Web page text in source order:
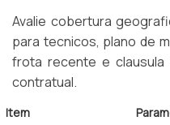
Avalie cobertura
para tecnicos, plano de
frota recente e clausula
contratual.
Item